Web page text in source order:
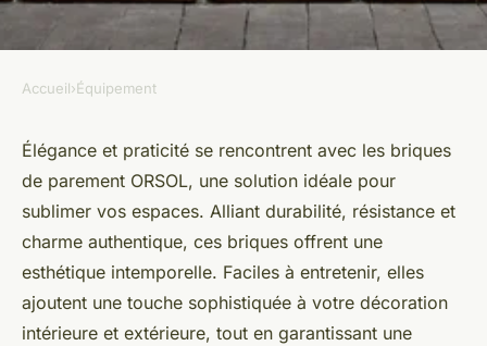
ÉQUIPEMENT
Briques de parement orsol :
élégance et praticité pour vos
espaces
admin•4 août 2024•3 min de lecture
Accueil›Équipement
Élégance et praticité se rencontrent avec les briques
de parement ORSOL, une solution idéale pour
sublimer vos espaces. Alliant durabilité, résistance et
charme authentique, ces briques offrent une
esthétique intemporelle. Faciles à entretenir, elles
ajoutent une touche sophistiquée à votre décoration
intérieure et extérieure, tout en garantissant une